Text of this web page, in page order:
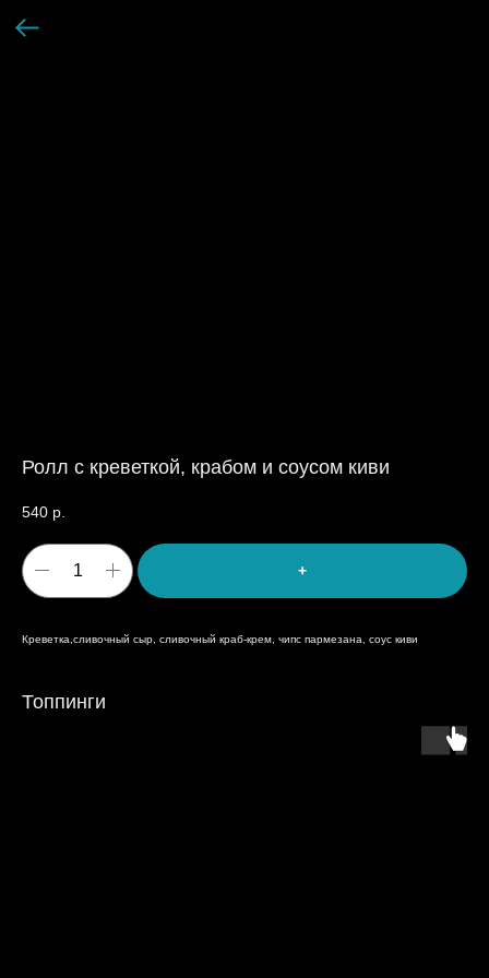
Ролл с креветкой, крабом и соусом киви
540 р.
+
Креветка,сливочный сыр, сливочный краб-крем, чипс пармезана, соус киви
Топпинги